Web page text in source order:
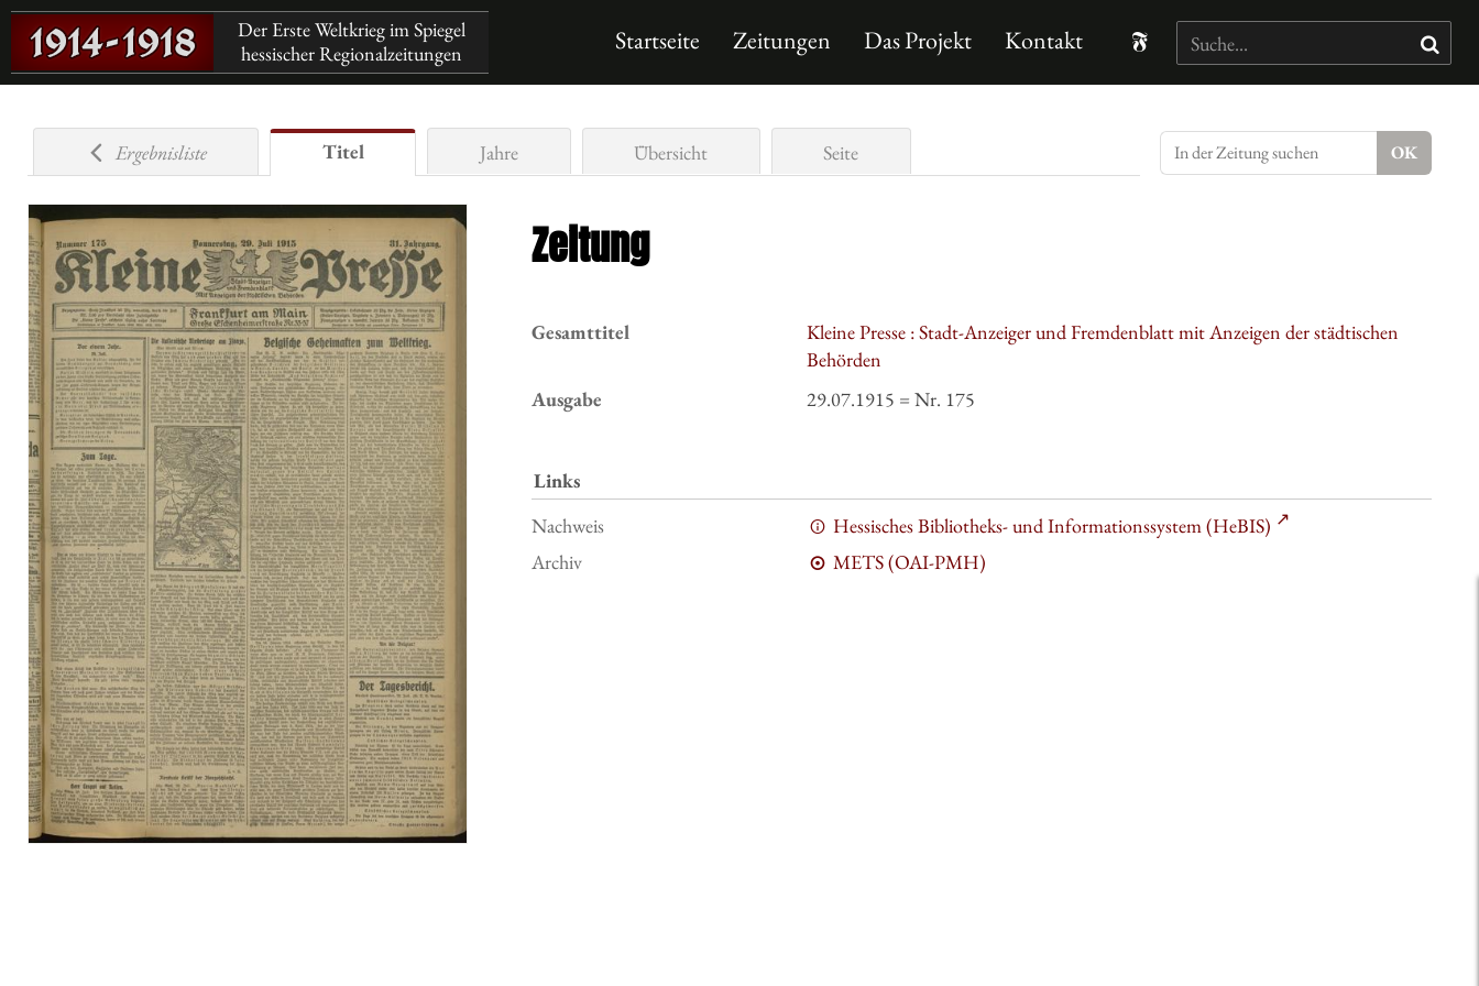
Der Erste Weltkrieg im Spiegel
hessischer Regionalzeitungen
Startseite Zeitungen Das Projekt Kontakt
Ergebnisliste Titel Jahre Übersicht Seite
Zeitung
Gesamttitel
Kleine Presse : Stadt-Anzeiger und Fremdenblatt mit Anzeigen der städtischen
Behörden
Ausgabe
29.07.1915 = Nr. 175
Links
Nachweis
Hessisches Bibliotheks- und Informationssystem (HeBIS)
Archiv
METS (OAI-PMH)